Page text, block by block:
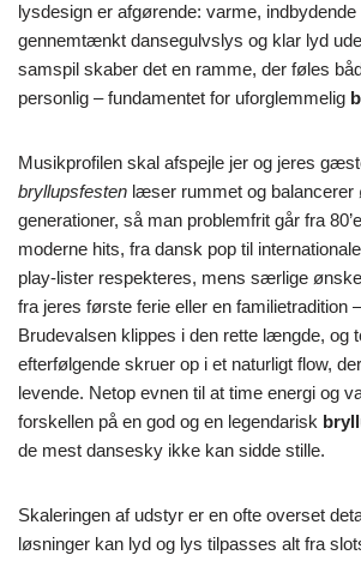
lysdesign er afgørende: varme, indbydende
gennemtænkt dansegulvslys og klar lyd
samspil skaber det en ramme, der føles
personlig – fundamentet for uforglemmelig
Musikprofilen skal afspejle jer og jeres
bryllupsfesten læser rummet og balancerer
generationer, så man problemfrit går fra
moderne hits, fra dansk pop til
play-lister respekteres, mens særlige
fra jeres første ferie eller en familietradition
Brudevalsen klippes i den rette længde, og
efterfølgende skruer op i et naturligt flow,
levende. Netop evnen til at time energi og
forskellen på en god og en legendarisk
de mest dansesky ikke kan sidde stille.
Skaleringen af udstyr er en ofte overset
løsninger kan lyd og lys tilpasses alt fra